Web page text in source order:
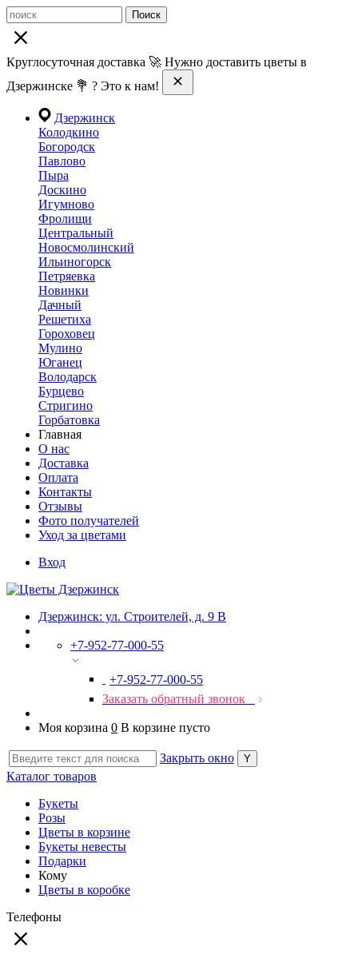
Поиск
Круглосуточная доставка 🚀 Нужно доставить цветы в
Дзержинске 💐 ? Это к нам!
Дзержинск
Колодкино
Богородск
Павлово
Пыра
Доскино
Игумново
Фролищи
Центральный
Новосмолинский
Ильиногорск
Петряевка
Новинки
Дачный
Решетиха
Гороховец
Мулино
Юганец
Володарск
Бурцево
Стригино
Горбатовка
Главная
О нас
Доставка
Оплата
Контакты
Отзывы
Фото получателей
Уход за цветами
Вход
Дзержинск: ул. Строителей, д. 9 В
+7-952-77-000-55
+7-952-77-000-55
Заказать обратный звонок
Моя корзина 0 В корзине пусто
Закрыть окно
Каталог товаров
Букеты
Розы
Цветы в корзине
Букеты невесты
Подарки
Кому
Цветы в коробке
Телефоны